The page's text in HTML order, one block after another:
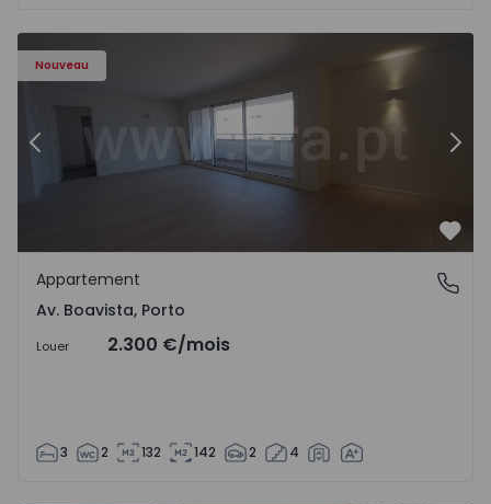
Nouveau
Appartement T3 Porto, Av. Boavista - 1575472 - 5
Précédent
Av. Boavista, Porto
Appartement
Av. Boavista, Porto
Louer 2.300 €/mois
3 2 132 142 2 4